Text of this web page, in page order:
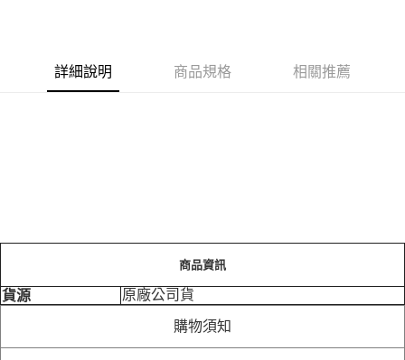
詳細說明 商品規格 相關推薦
商品資訊
貨源 原廠公司貨
購物須知